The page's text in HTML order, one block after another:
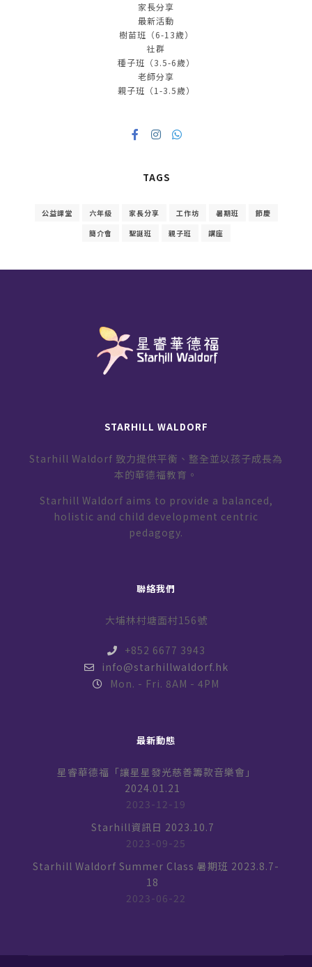
家長分享
最新活動
樹苗班（6-13歲）
社群
種子班（3.5-6歲）
老師分享
親子班（1-3.5歲）
TAGS
公益課堂 六年級 家長分享 工作坊 暑期班
節慶
簡介會
聖誕班 親子班 講座
STARHILL WALDORF
Starhill Waldorf 致力提供平衡、整全並以孩子成長為
本的華德福教育。
Starhill Waldorf aims to provide a balanced,
holistic and child development centric
pedagogy.
聯絡我們
大埔林村塘面村156號
+852 6677 3943
info@starhillwaldorf.hk
Mon. - Fri. 8AM - 4PM
最新動態
星睿華德福「讓星星發光慈善籌款音樂會」
2024.01.21
2023-12-19
Starhill資訊日 2023.10.7
2023-09-25
Starhill Waldorf Summer Class 暑期班 2023.8.7-
18
2023-06-22